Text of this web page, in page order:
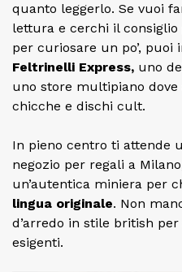
quanto leggerlo. Se vuoi
lettura e cerchi il
per curiosare un po’,
Feltrinelli Express, uno
uno store multipiano
chicche e dischi cult.
In pieno centro ti attende
negozio per regali a
un’autentica miniera per
lingua originale. Non
d’arredo in stile british
esigenti.